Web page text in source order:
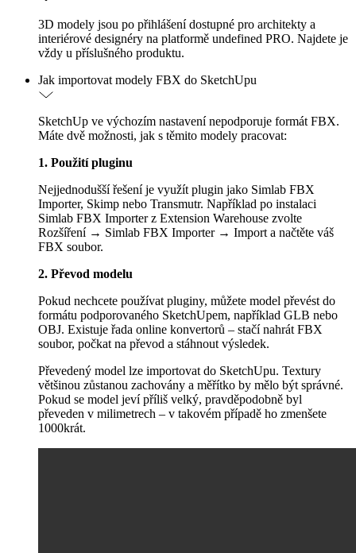
3D modely jsou po přihlášení dostupné pro architekty a
interiérové designéry na platformě undefined PRO. Najdete je
vždy u příslušného produktu.
Jak importovat modely FBX do SketchUpu
SketchUp ve výchozím nastavení nepodporuje formát FBX.
Máte dvě možnosti, jak s těmito modely pracovat:
1. Použití pluginu
Nejjednodušší řešení je využít plugin jako Simlab FBX
Importer, Skimp nebo Transmutr. Například po instalaci
Simlab FBX Importer z Extension Warehouse zvolte
Rozšíření → Simlab FBX Importer → Import a načtěte váš
FBX soubor.
2. Převod modelu
Pokud nechcete používat pluginy, můžete model převést do
formátu podporovaného SketchUpem, například GLB nebo
OBJ. Existuje řada online konvertorů – stačí nahrát FBX
soubor, počkat na převod a stáhnout výsledek.
Převedený model lze importovat do SketchUpu. Textury
většinou zůstanou zachovány a měřítko by mělo být správné.
Pokud se model jeví příliš velký, pravděpodobně byl
převeden v milimetrech – v takovém případě ho zmenšete
1000krát.